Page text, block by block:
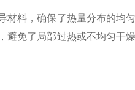
料，确保了热量分布的均
避免了局部过热或不均匀干